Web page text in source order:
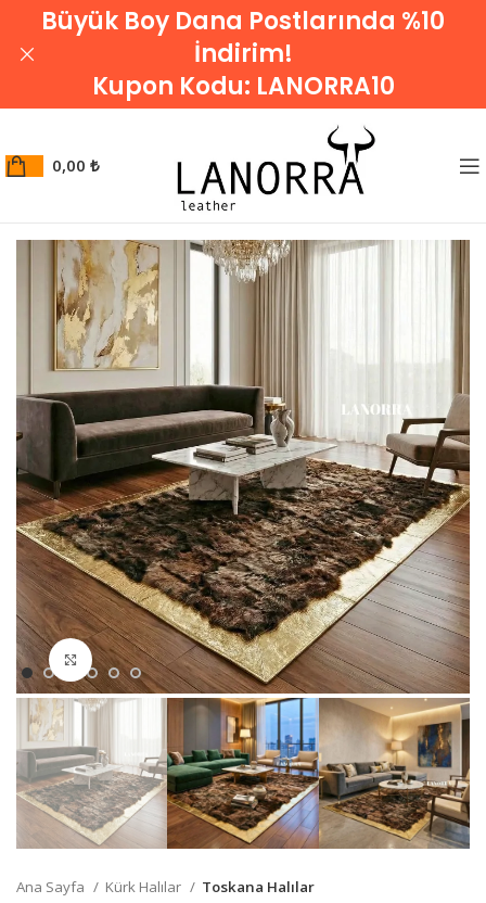
0,00 ₺
Büyütmek için Tıklayın
Ana Sayfa Kürk Halılar Toskana Halılar
Büyük Boy Dana Postlarında %10
İndirim!
Kupon Kodu: LANORRA10